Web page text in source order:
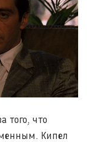
того, что
Кипел